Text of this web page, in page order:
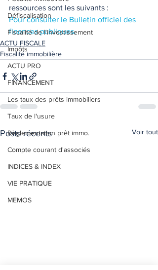
Défiscalisation
Fiscalité de l'investissement
Impôts
ACTU PRO
FINANCEMENT
Les taux des prêts immobiliers
Taux de l'usure
Règlementation prêt immo.
Compte courant d'associés
INDICES & INDEX
VIE PRATIQUE
MEMOS
ressources sont les suivants :
Pour consulter le Bulletin officiel des
finances publiques.
ACTU FISCALE
Fiscalité immobilière
Posts récents Voir tout